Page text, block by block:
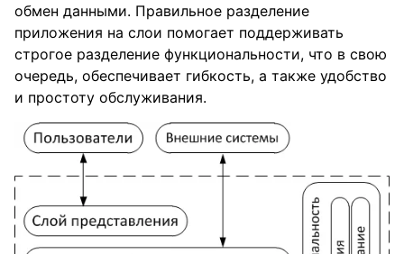
обмен данными. Правильное разделение
приложения на слои помогает поддерживать
строгое разделение функциональности, что в свою
очередь, обеспечивает гибкость, а также удобство
и простоту обслуживания.